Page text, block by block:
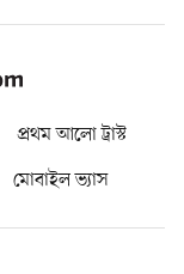
প্রথম আলো ট্রাস্ট
মোবাইল ভ্যাস